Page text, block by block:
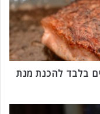
מנצח ב-5 מצרכים בלבד להכנת מנת